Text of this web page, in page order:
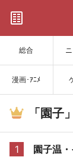
総合
漫画･ｱﾆﾒ
「園子
1 園子温